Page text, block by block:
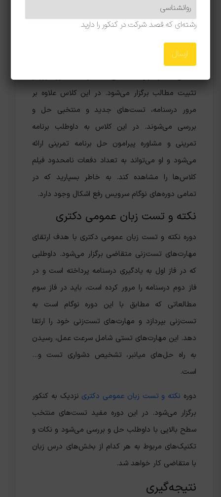
پس از اینکه داوطلب درسنامه را به صورت کامل
آموخت و بر آن مسلط شد، باید در فاز دوم مطالعاتی
به مرور درسنامه بپردازد تا آنچه آموخته است در ذهن
او تثبیت شود. دوره
تثبیت مطالب برگزار می‌شود. در این کلاس علاوه بر
مرور درسنامه، تست‌های جدید و منتخبی حل و
بررسی می‌شوند. در این کلاس به داوطلب برنامه
تمرینی و مشاوره پیرامون حل برنامه تمرینی ارائه
می‌شود و او می‌تواند به تعداد دفعات نامحدود فیلم
کلاس‌ها را مشاهده کند. به خاطر بسپارید که در
تمامی دوره‌های نوگام سرویس رفع اشکال وجود دارد.
نکته و تست زبان عمومی دکتری
دوره نکته و تست زبان عمومی دکتری با هدف ارتقای
مهارت‌های تست‌زنی متقاضی برگزار می‌شود. داوطلبی
که در فاز اول به یادگیری درسنامه پرداخته است و در
فاز دوم درسنامه را مرور کرده است، باید در فاز سوم
مطالعاتی که مطابق با این دوره نوگام است به
تست‌زنی بپردازد و مهارت‌های تست‌زنی خود را ارتقا
دهد. این مهارت‌های تستی شامل سرعت عمل، رسیدن
به راه حل‌های میانبر، تشخیص دشواری تست و…
است.
دوره نکته و تست زبان عمومی دکتری نزدیک به کنکور
برگزار می‌شود. در این دوره مفید تست‌های منتخب
سطح بالایی با داوطلب حل و بررسی می‌شود و نکات و
تکنیک‌های مربوط به هر کدام از بخش‌های درس زبان
با متقاضی کار خواهد شد.
نتیجه‌گیری
رشته‌ای که قصد شرکت در کنکور را دارید